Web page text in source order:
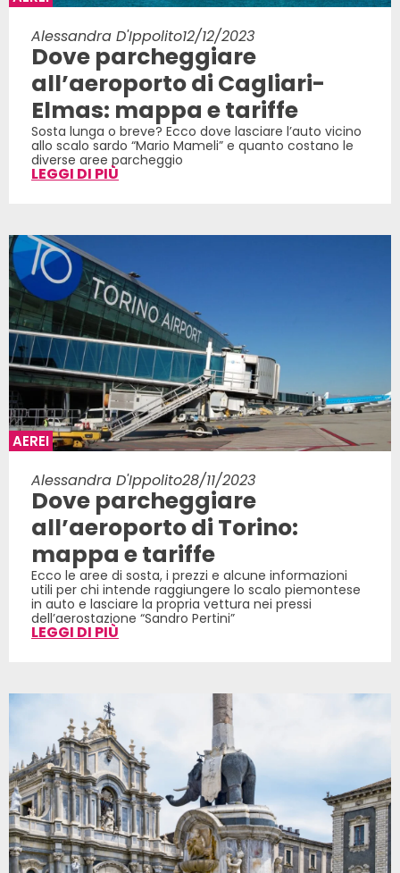
Alessandra D'Ippolito12/12/2023
Dove parcheggiare
all’aeroporto di Cagliari-
Elmas: mappa e tariffe
Sosta lunga o breve? Ecco dove lasciare l’auto vicino
allo scalo sardo “Mario Mameli” e quanto costano le
diverse aree parcheggio
LEGGI DI PIÙ
AEREI
Alessandra D'Ippolito28/11/2023
Dove parcheggiare
all’aeroporto di Torino:
mappa e tariffe
Ecco le aree di sosta, i prezzi e alcune informazioni
utili per chi intende raggiungere lo scalo piemontese
in auto e lasciare la propria vettura nei pressi
dell’aerostazione “Sandro Pertini”
LEGGI DI PIÙ